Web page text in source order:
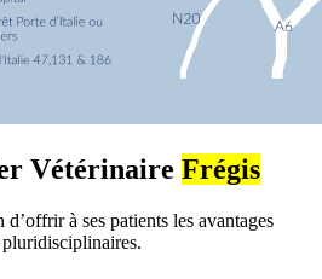
Vétérinaire Frégis
à ses patients les avantages
pluridisciplinaires.